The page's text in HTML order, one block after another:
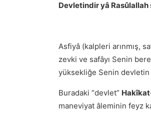
Devletindir yâ Rasûlallah
Asfiyâ (kalpleri arınmış,
zevki ve safâyı Senin
yüksekliğe Senin devletin
Buradaki “devlet”
maneviyat âleminin feyz